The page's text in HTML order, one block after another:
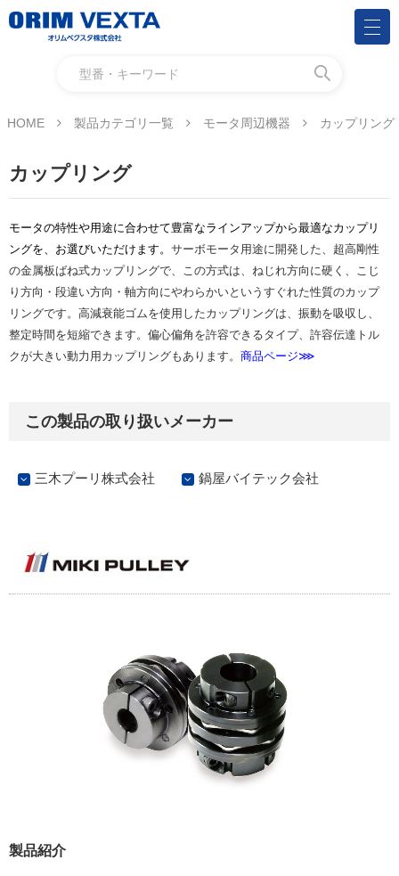
HOME 製品カテゴリ一覧 モータ周辺機器 カップリング
カップリング
モータの特性や用途に合わせて豊富なラインアップから最適なカップリ
ングを、お選びいただけます。 サーボモータ用途に開発した、超高剛性
の金属板ばね式カップリングで、この方式は、ねじれ方向に硬く、こじ
り方向・段違い方向・軸方向にやわらかいというすぐれた性質のカップ
リングです。高減衰能ゴムを使用したカップリングは、振動を吸収し、
整定時間を短縮できます。偏心偏角を許容できるタイプ、許容伝達トル
クが大きい動力用カップリングもあります。 商品ページ⋙
この製品の取り扱いメーカー
三木プーリ株式会社 鍋屋バイテック会社
製品紹介